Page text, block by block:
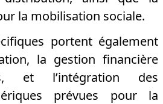
la mobilisation sociale.
portent également
la gestion financière
et l’intégration des
prévues pour la